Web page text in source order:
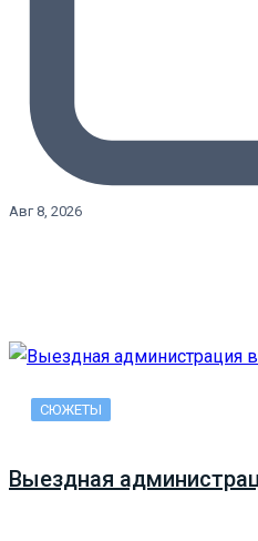
Авг 8, 2026
СЮЖЕТЫ
Выездная